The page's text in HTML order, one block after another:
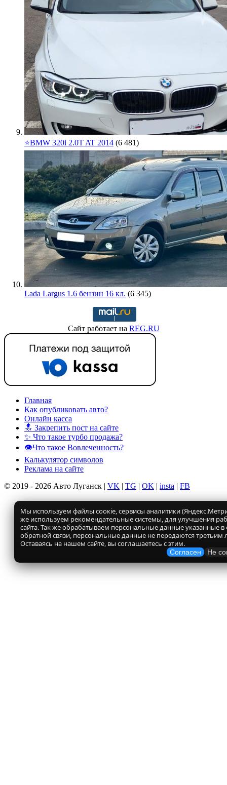
⭐️BMW 320i 2.0T AT 2014 (6 481)
Lada Largus 1.6 бензин 16 кл. (6 345)
Сайт работает на REG.RU
Главная
Как опубликовать авто?
Онлайн касса
🔝 Закрепить пост на сайте
✨ Что такое турбо продажа?
👁️Что такое Вовлеченность?
Калькулятор символов
Реклама на сайте
© 2019 - 2026 Авто Луганск | VK | TG | OK | insta | FB
Мы используем файлы соокіе, сервисы аналитики
же используем рекомендательные системы, для улучшения
сайта. Так же обрабатываем персональные данные указанные
обратной связи, персональные данные не передаются третьим
Оставаясь на нашем сайте, вы соглашаетесь с этим.
Согласен Не